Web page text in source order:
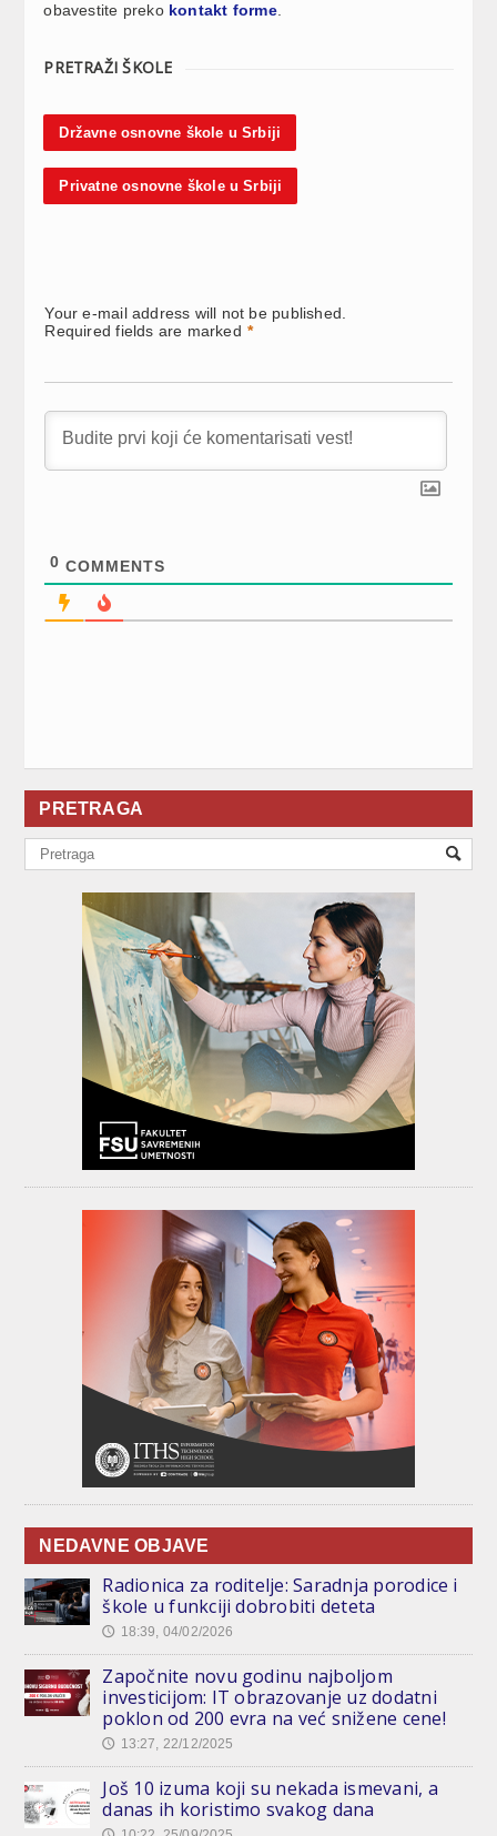
obavestite preko kontakt forme.
PRETRAŽI ŠKOLE
Državne osnovne škole u Srbiji
Privatne osnovne škole u Srbiji
Your e-mail address will not be published.
Required fields are marked *
0 COMMENTS
PRETRAGA
NEDAVNE OBJAVE
Radionica za roditelje: Saradnja porodice i
škole u funkciji dobrobiti deteta
🕔 18:39, 04/02/2026
Započnite novu godinu najboljom
investicijom: IT obrazovanje uz dodatni
poklon od 200 evra na već snižene cene!
🕔 13:27, 22/12/2025
Još 10 izuma koji su nekada ismevani, a
danas ih koristimo svakog dana